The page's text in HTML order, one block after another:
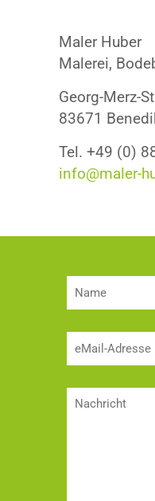
Maler Huber
Malerei,
Georg-Merz-
83671
Tel. +49 (0)
info@maler-